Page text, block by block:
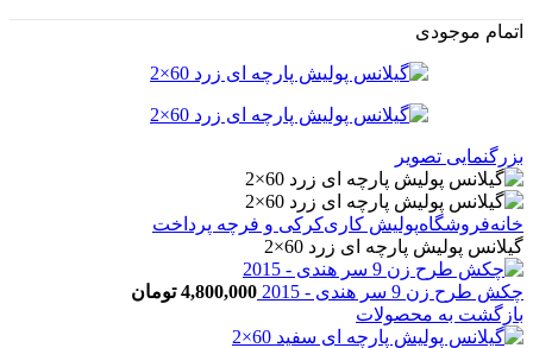
اتمام موجودی
بزرگنمایی تصویر
خانهفروشگاهپولیش کاریکرکی و فرچه پرداخت
گیلانس پولیش پارچه ای زرد 60×2
چکش طرح زن 9 سر هندی - 2015 4,800,000 تومان
بازگشت به محصولات